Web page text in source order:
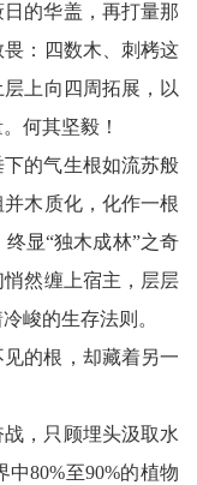
的华盖，再打量那
：四数木、刺栲这
上向四周拓展，以
何其坚毅！
的气生根如流苏般
木质化，化作一根
显“独木成林”之奇
然缠上宿主，层层
峻的生存法则。
的根，却藏着另一
，只顾埋头汲取水
80%至90%的植物